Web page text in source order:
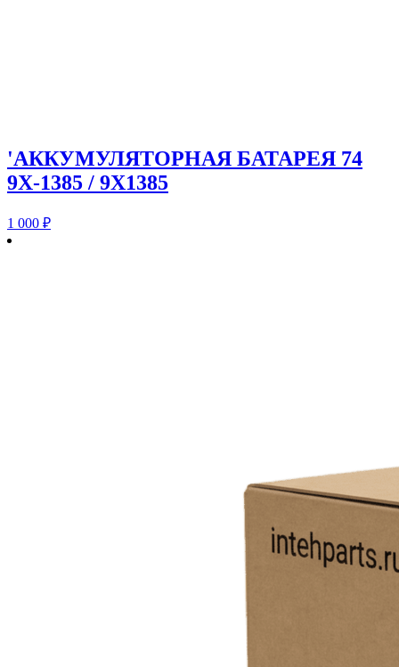
'АККУМУЛЯТОРНАЯ БАТАРЕЯ 74
9X-1385 / 9X1385
1 000 ₽